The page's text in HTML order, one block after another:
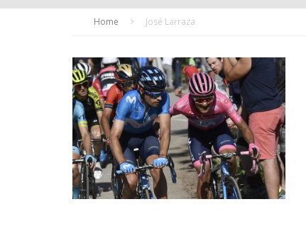
CONTRIBUTORS
Home José Larraza